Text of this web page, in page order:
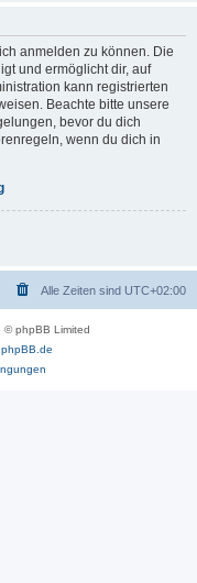
anmelden zu können. Die
und ermöglicht dir, auf
kann registrierten
Beachte bitte unsere
bevor du dich
wenn du dich in
Alle Zeiten sind UTC+02:00
© phpBB Limited
phpBB.de